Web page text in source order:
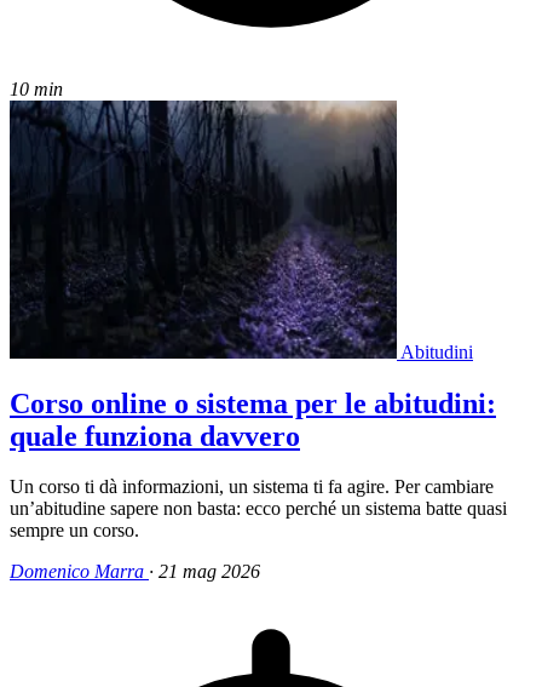
10 min
Abitudini
Corso online o sistema per le abitudini:
quale funziona davvero
Un corso ti dà informazioni, un sistema ti fa agire. Per cambiare
un’abitudine sapere non basta: ecco perché un sistema batte quasi
sempre un corso.
Domenico Marra · 21 mag 2026